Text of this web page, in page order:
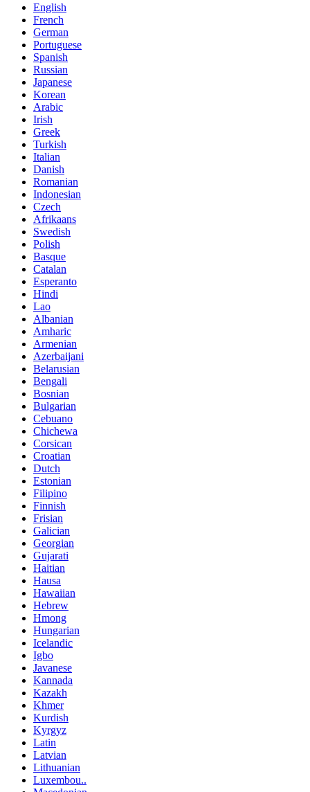
English
French
German
Portuguese
Spanish
Russian
Japanese
Korean
Arabic
Irish
Greek
Turkish
Italian
Danish
Romanian
Indonesian
Czech
Afrikaans
Swedish
Polish
Basque
Catalan
Esperanto
Hindi
Lao
Albanian
Amharic
Armenian
Azerbaijani
Belarusian
Bengali
Bosnian
Bulgarian
Cebuano
Chichewa
Corsican
Croatian
Dutch
Estonian
Filipino
Finnish
Frisian
Galician
Georgian
Gujarati
Haitian
Hausa
Hawaiian
Hebrew
Hmong
Hungarian
Icelandic
Igbo
Javanese
Kannada
Kazakh
Khmer
Kurdish
Kyrgyz
Latin
Latvian
Lithuanian
Luxembou..